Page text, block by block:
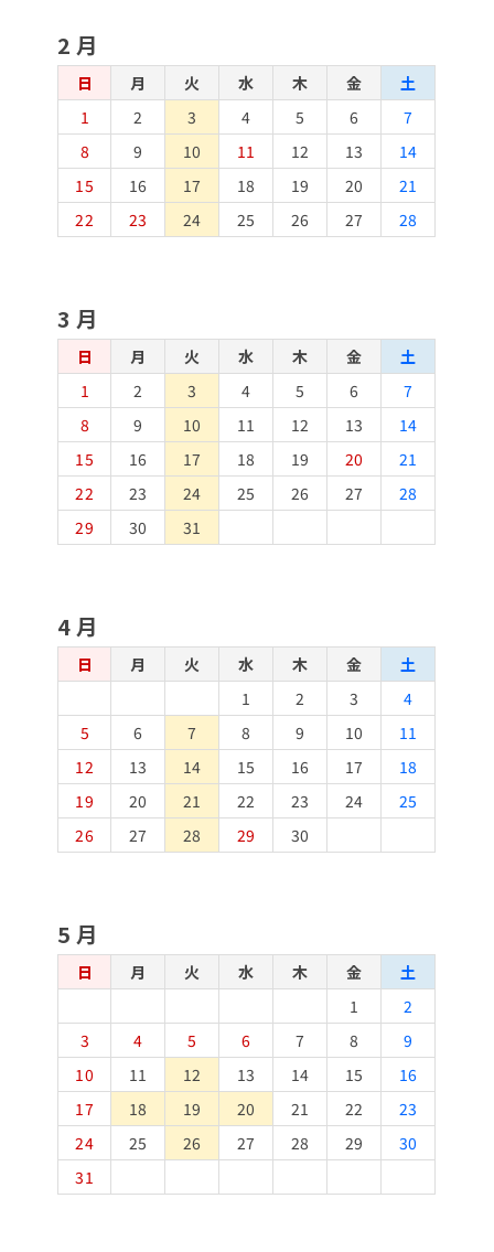
2月
日 月 火 水 木 金
土
1
2 3 4 5 6
7
8
9 10 11 12 13
14
15
16 17 18 19 20
21
22
23 24 25 26 27 28
3月
日 月 火 水 木 金
土
1
2 3 4 5 6
7
8
9 10 11 12 13
14
15
16 17 18 19 20
21
22
23 24 25 26 27
28
29
30 31
4月
日 月 火 水 木 金
土
1
2 3
4
5
6 7 8 9 10
11
12
13 14 15 16 17
18
19
20 21 22 23 24
25
26
27 28 29 30
5月
日 月 火 水 木 金
土
1
2
3
4 5 6 7 8
9
10
11 12 13 14 15
16
17
18 19 20 21 22
23
24
25 26 27 28 29
30
31